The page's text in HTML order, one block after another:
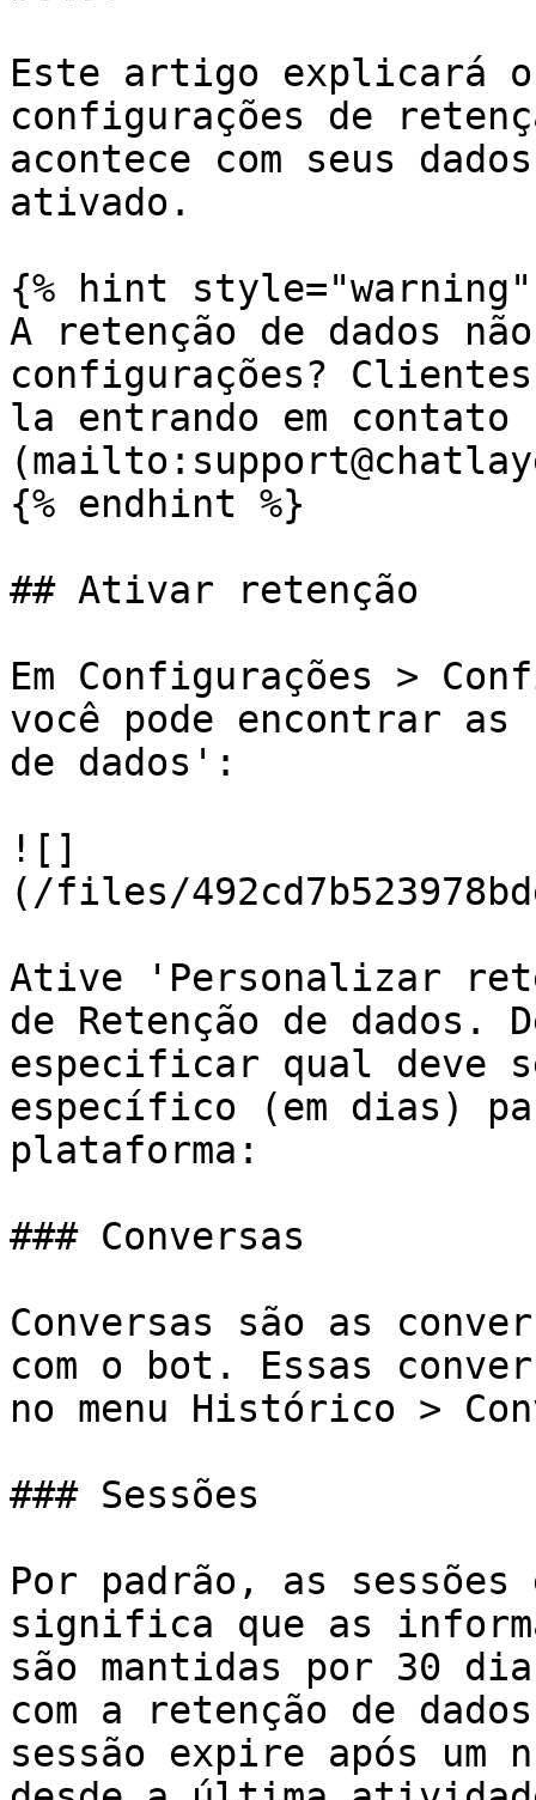
Este artigo explicará
configurações de
acontece com seus
ativado.
{% hint style="warning"
A retenção de dados
configurações?
la entrando em contato
{% endhint %}
## Ativar retenção
Em Configurações >
você pode encontrar as
de dados':
![]
(/files/
Ative 'Personalizar
de Retenção de dados.
especificar qual deve
específico (em dias)
plataforma:
### Conversas
Conversas são as
com o bot. Essas
no menu Histórico >
### Sessões
Por padrão, as
significa que as
são mantidas por 30
com a retenção de
sessão expire após um